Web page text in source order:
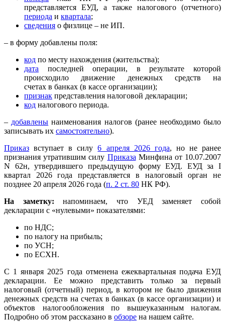
представляется ЕУД, а также налогового (отчетного)
периода и квартала;
сведения о физлице – не ИП.
– в форму добавлены поля:
код по месту нахождения (жительства);
дата последней операции, в результате которой
происходило движение денежных средств на
счетах в банках (в кассе организации);
признак представления налоговой декларации;
код налогового периода.
– добавлены наименования налогов (ранее необходимо было
записывать их самостоятельно).
Приказ вступает в силу6 апреля 2026 года, но не ранее
признания утратившим силу Приказа Минфина от 10.07.2007
N 62н, утвердившего предыдущую форму ЕУД. ЕУД за I
квартал 2026 года представляется в налоговый орган не
позднее 20 апреля 2026 года (п. 2 ст. 80 НК РФ).
На заметку:напоминаем, что УЕД заменяет собой
декларации с «нулевыми» показателями:
по НДС;
по налогу на прибыль;
по УСН;
по ЕСХН.
С 1 января 2025 года отменена ежеквартальная подача ЕУД
декларации. Ее можно представить только за первый
налоговый (отчетный) период, в котором не было движения
денежных средств на счетах в банках (в кассе организации) и
объектов налогообложения по вышеуказанным налогам.
Подробно об этом рассказано в обзоре на нашем сайте.